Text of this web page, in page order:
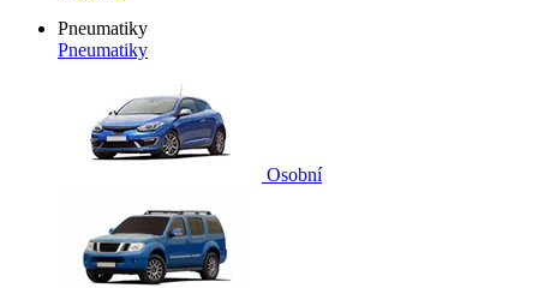
Pneumatiky
Pneumatiky
Osobní